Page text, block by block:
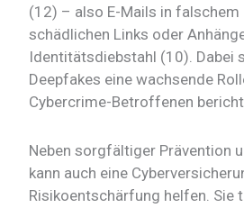
(12) – also E-Mails in falschem
schädlichen Links oder
Identitätsdiebstahl (10). Dabei
Deepfakes eine wachsende
Cybercrime-Betroffenen
Neben sorgfältiger Prävention
kann auch eine
Risikoentschärfung helfen. Sie